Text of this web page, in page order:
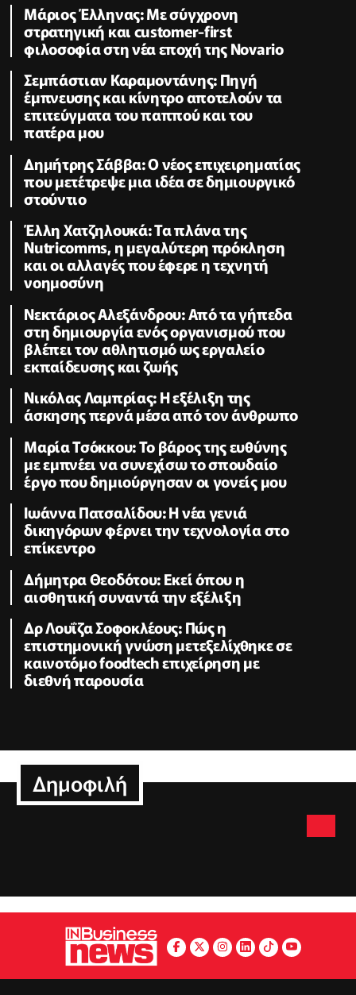
Μάριος Έλληνας: Με σύγχρονη
στρατηγική και customer-first
φιλοσοφία στη νέα εποχή της Novario
Σεμπάστιαν Καραμοντάνης: Πηγή
έμπνευσης και κίνητρο αποτελούν τα
επιτεύγματα του παππού και του
πατέρα μου
Δημήτρης Σάββα: Ο νέος επιχειρηματίας
που μετέτρεψε μια ιδέα σε δημιουργικό
στούντιο
Έλλη Χατζηλουκά: Τα πλάνα της
Nutricomms, η μεγαλύτερη πρόκληση
και οι αλλαγές που έφερε η τεχνητή
νοημοσύνη
Νεκτάριος Αλεξάνδρου: Από τα γήπεδα
στη δημιουργία ενός οργανισμού που
βλέπει τον αθλητισμό ως εργαλείο
εκπαίδευσης και ζωής
Νικόλας Λαμπρίας: Η εξέλιξη της
άσκησης περνά μέσα από τον άνθρωπο
Μαρία Τσόκκου: Το βάρος της ευθύνης
με εμπνέει να συνεχίσω το σπουδαίο
έργο που δημιούργησαν οι γονείς μου
Ιωάννα Πατσαλίδου: Η νέα γενιά
δικηγόρων φέρνει την τεχνολογία στο
επίκεντρο
Δήμητρα Θεοδότου: Εκεί όπου η
αισθητική συναντά την εξέλιξη
Δρ Λουΐζα Σοφοκλέους: Πώς η
επιστημονική γνώση μετεξελίχθηκε σε
καινοτόμο foodtech επιχείρηση με
διεθνή παρουσία
Δημοφιλή